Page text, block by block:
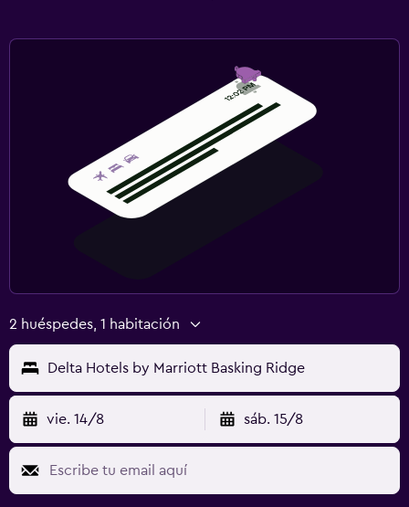
2 huéspedes, 1 habitación
Delta Hotels by Marriott Basking Ridge
vie. 14/8 sáb. 15/8